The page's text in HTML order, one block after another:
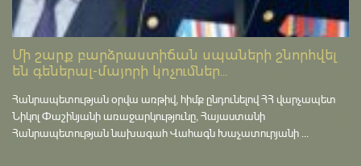
Մի շարք բարձրաստիճան սպաների շնորհվել
են գեներալ-մայորի կոչումներ...
Հանրապետության օրվա առթիվ, հիմք ընդունելով ՀՀ վարչապետ
Նիկոլ Փաշինյանի առաջարկությունը, Հայաստանի
Հանրապետության նախագահ Վահագն Խաչատուրյանի ...